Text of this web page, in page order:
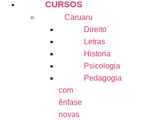
CURSOS
Caruaru
Direito
Letras
Historia
Psicologia
Pedagogia
com
ênfase
novas